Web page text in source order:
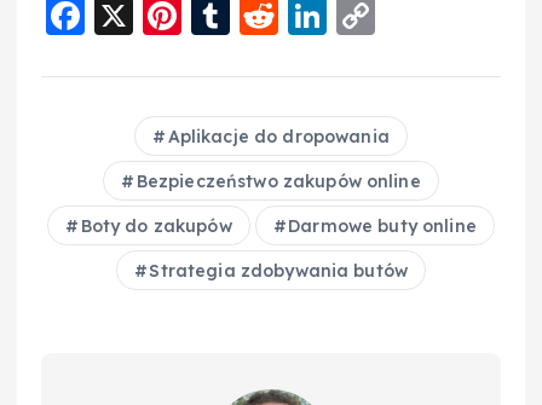
F
c
b
o
o
X
Pi
er
e
st
T
m
bl
r
R
d
di
t
Li
k
e
d
I
n
p
y
Li
n
k
Aplikacje do dropowania
Bezpieczeństwo zakupów online
Boty do zakupów Darmowe buty online
Strategia zdobywania butów